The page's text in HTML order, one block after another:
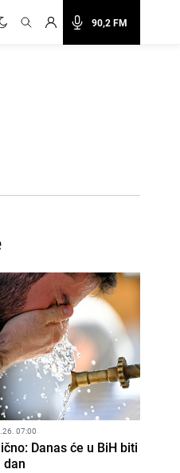
90,2 FM
07:00
Danas će u BiH biti